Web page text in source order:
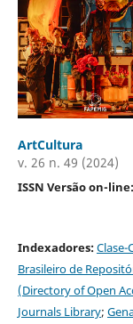
ArtCultura
v. 26 n. 49 (2024)
ISSN Versão on-
Indexadores:Clase-
Brasileiro de
(Directory of Open
Journals Library;